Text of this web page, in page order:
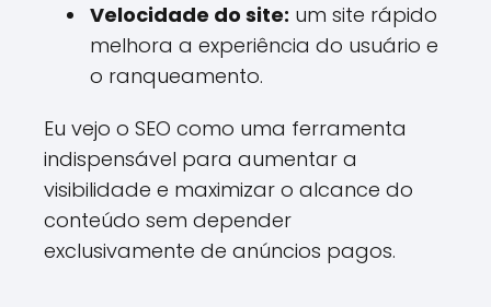
Velocidade do site: um site rápido
melhora a experiência do usuário e
o ranqueamento.
Eu vejo o SEO como uma ferramenta
indispensável para aumentar a
visibilidade e maximizar o alcance do
conteúdo sem depender
exclusivamente de anúncios pagos.